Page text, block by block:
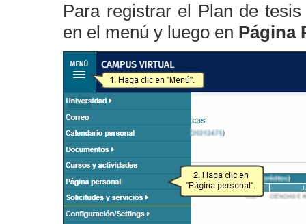
Para registrar el Plan de
en el menú y luego en Página